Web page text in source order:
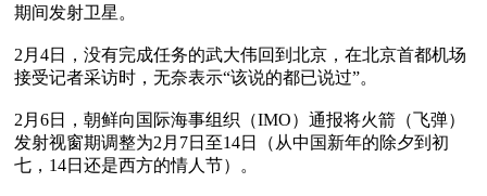
期间发射卫星。
2月4日，没有完成任务的武大伟回到北京，在北京首都机场
接受记者采访时，无奈表示“该说的都已说过”。
2月6日，朝鲜向国际海事组织（IMO）通报将火箭（飞弹）
发射视窗期调整为2月7日至14日（从中国新年的除夕到初
七，14日还是西方的情人节）。